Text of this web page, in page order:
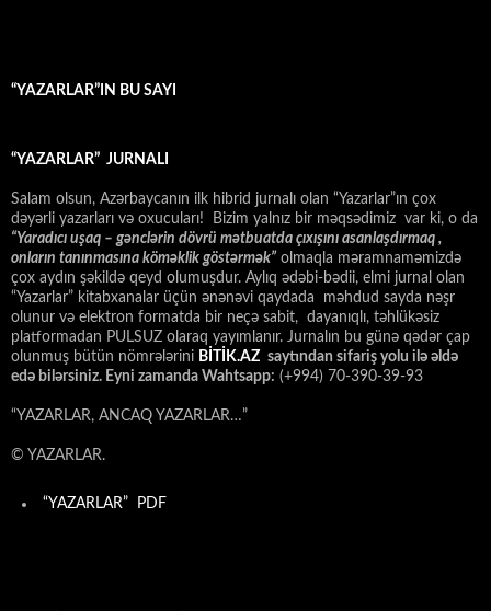
“YAZARLAR”IN BU SAYI
“YAZARLAR” JURNALI
Salam olsun, Azərbaycanın ilk hibrid jurnalı olan “Yazarlar”ın çox
dəyərli yazarları və oxucuları! Bizim yalnız bir məqsədimiz var ki, o da
“Yaradıcı uşaq – gәnclәrin dövrü mәtbuatda çıxışını asanlaşdırmaq ,
onların tanınmasına kömәklik göstәrmәk” olmaqla məramnaməmizdə
çox aydın şəkildə qeyd olumuşdur. Aylıq ədəbi-bədii, elmi jurnal olan
“Yazarlar” kitabxanalar üçün ənənəvi qaydada məhdud sayda nəşr
olunur və elektron formatda bir neçə sabit, dayanıqlı, təhlükəsiz
platformadan PULSUZ olaraq yayımlanır. Jurnalın bu günə qədər çap
olunmuş bütün nömrələrini BİTİK.AZ saytından sifariş yolu ilə əldə
edə bilərsiniz. Eyni zamanda Wahtsapp: (+994) 70-390-39-93
“YAZARLAR, ANCAQ YAZARLAR…”
© YAZARLAR.
“YAZARLAR” PDF